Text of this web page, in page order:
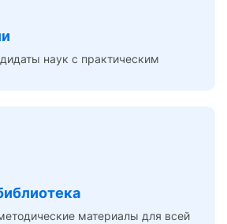
наук с практическим
материалы для всей